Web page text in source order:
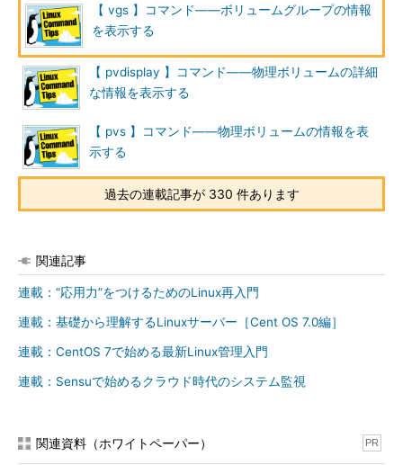
【 vgs 】コマンド――ボリュームグループの情報
を表示する
【 pvdisplay 】コマンド――物理ボリュームの詳細
な情報を表示する
【 pvs 】コマンド――物理ボリュームの情報を表
示する
過去の連載記事が 330 件あります
関連記事
連載：“応用力”をつけるためのLinux再入門
連載：基礎から理解するLinuxサーバー［Cent OS 7.0編］
連載：CentOS 7で始める最新Linux管理入門
連載：Sensuで始めるクラウド時代のシステム監視
関連資料（ホワイトペーパー） PR